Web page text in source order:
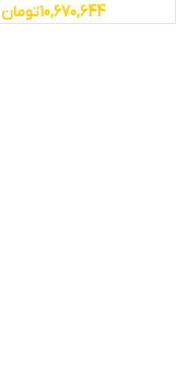
10,670,644تومان